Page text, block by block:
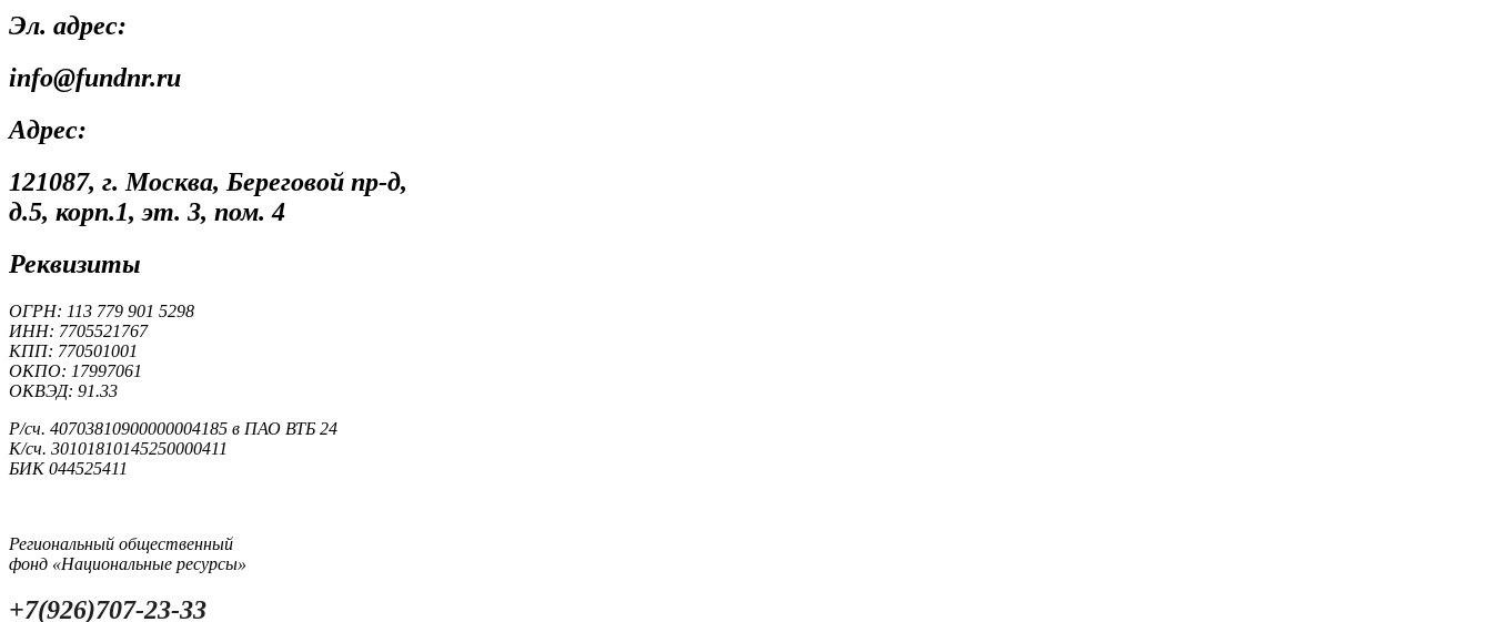
Эл. адрес:
info@fundnr.ru
Адрес:
121087, г. Москва, Береговой пр-д,
д.5, корп.1, эт. 3, пом. 4
Реквизиты
ОГРН: 113 779 901 5298
ИНН: 7705521767
КПП: 770501001
ОКПО: 17997061
ОКВЭД: 91.33
Р/сч. 40703810900000004185 в ПАО ВТБ 24
К/сч. 30101810145250000411
БИК 044525411
Региональный общественный
фонд «Национальные ресурсы»
+7(926)707-23-33